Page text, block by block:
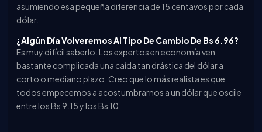
asumiendo esa pequeña diferencia de 15 centavos por cada
dólar.
¿Algún Día Volveremos Al Tipo De Cambio De Bs 6.96?
Es muy difícil saberlo. Los expertos en economía ven
bastante complicada una caída tan drástica del dólar a
corto o mediano plazo. Creo que lo más realista es que
todos empecemos a acostumbrarnos a un dólar que oscile
entre los Bs 9.15 y los Bs 10.